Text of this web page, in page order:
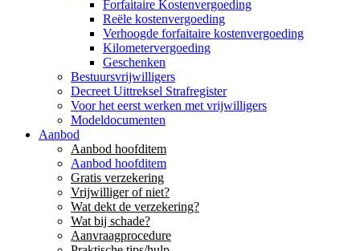
Forfaitaire Kostenvergoeding
Reële kostenvergoeding
Verhoogde forfaitaire kostenvergoeding
Kilometervergoeding
Geschenken
Bestuursvrijwilligers
Decreet Uittreksel Strafregister
Voor het eerst werken met vrijwilligers
Modeldocumenten
Aanbod
Aanbod hoofditem
Aanbod hoofditem
Gratis verzekering
Vrijwilliger of niet?
Wat dekt de verzekering?
Wat bij schade?
Aanvraagprocedure